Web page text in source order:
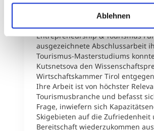
Ablehnen
theoretischem Anspruch
Wissenschaftspreis der
Tirol für Absolventin des
Entrepreneurship & Tourismus
ausgezeichnete Abschlussarbeit
Tourismus-Masterstudiums
Kutsnetsova den
Wirtschaftskammer Tirol
Ihre Arbeit ist von höchster
Tourismusbranche und befasst
Frage, inwiefern sich
Skigebieten auf die Zufriedenheit
Bereitschaft wiederzukommen